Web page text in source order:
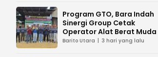
Program GTO, Bara Indah
Sinergi Group Cetak
Operator Alat Berat Muda
Barito Utara 3 hari yang lalu